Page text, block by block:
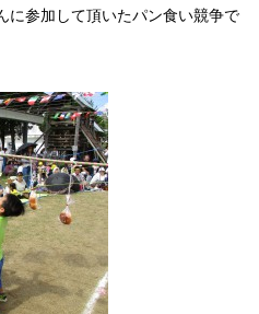
に参加して頂いたパン食い競争で